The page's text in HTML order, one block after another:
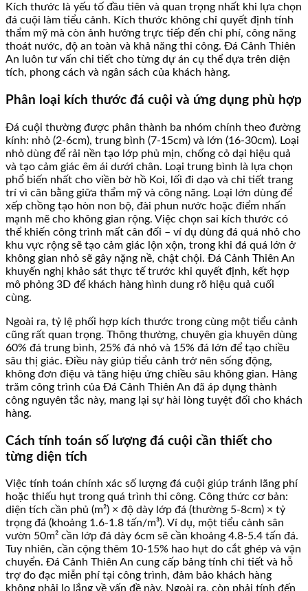
Kích thước là yếu tố đầu tiên và quan trọng nhất khi lựa chọn
đá cuội làm tiểu cảnh. Kích thước không chỉ quyết định tính
thẩm mỹ mà còn ảnh hưởng trực tiếp đến chi phí, công năng
thoát nước, độ an toàn và khả năng thi công. Đá Cảnh Thiên
An luôn tư vấn chi tiết cho từng dự án cụ thể dựa trên diện
tích, phong cách và ngân sách của khách hàng.
Phân loại kích thước đá cuội và ứng dụng phù hợp
Đá cuội thường được phân thành ba nhóm chính theo đường
kính: nhỏ (2-6cm), trung bình (7-15cm) và lớn (16-30cm). Loại
nhỏ dùng để rải nền tạo lớp phủ mịn, chống cỏ dại hiệu quả
và tạo cảm giác êm ái dưới chân. Loại trung bình là lựa chọn
phổ biến nhất cho viền bờ hồ Koi, lối đi dạo và chi tiết trang
trí vì cân bằng giữa thẩm mỹ và công năng. Loại lớn dùng để
xếp chồng tạo hòn non bộ, đài phun nước hoặc điểm nhấn
mạnh mẽ cho không gian rộng. Việc chọn sai kích thước có
thể khiến công trình mất cân đối – ví dụ dùng đá quá nhỏ cho
khu vực rộng sẽ tạo cảm giác lộn xộn, trong khi đá quá lớn ở
không gian nhỏ sẽ gây nặng nề, chật chội. Đá Cảnh Thiên An
khuyến nghị khảo sát thực tế trước khi quyết định, kết hợp
mô phỏng 3D để khách hàng hình dung rõ hiệu quả cuối
cùng.
Ngoài ra, tỷ lệ phối hợp kích thước trong cùng một tiểu cảnh
cũng rất quan trọng. Thông thường, chuyên gia khuyên dùng
60% đá trung bình, 25% đá nhỏ và 15% đá lớn để tạo chiều
sâu thị giác. Điều này giúp tiểu cảnh trở nên sống động,
không đơn điệu và tăng hiệu ứng chiều sâu không gian. Hàng
trăm công trình của Đá Cảnh Thiên An đã áp dụng thành
công nguyên tắc này, mang lại sự hài lòng tuyệt đối cho khách
hàng.
Cách tính toán số lượng đá cuội cần thiết cho
từng diện tích
Việc tính toán chính xác số lượng đá cuội giúp tránh lãng phí
hoặc thiếu hụt trong quá trình thi công. Công thức cơ bản:
diện tích cần phủ (m²) × độ dày lớp đá (thường 5-8cm) × tỷ
trọng đá (khoảng 1.6-1.8 tấn/m³). Ví dụ, một tiểu cảnh sân
vườn 50m² cần lớp đá dày 6cm sẽ cần khoảng 4.8-5.4 tấn đá.
Tuy nhiên, cần cộng thêm 10-15% hao hụt do cắt ghép và vận
chuyển. Đá Cảnh Thiên An cung cấp bảng tính chi tiết và hỗ
trợ đo đạc miễn phí tại công trình, đảm bảo khách hàng
không phải lo lắng về vấn đề này. Ngoài ra, còn phải tính đến